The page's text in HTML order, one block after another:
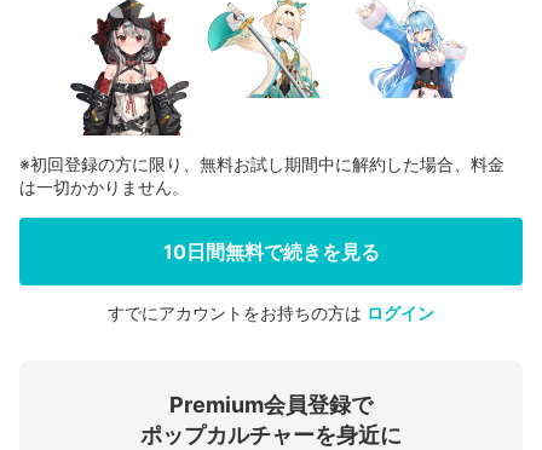
会員登録する
ログインする
※初回登録の方に限り、無料お試し期間中に解約した場合、料金
は一切かかりません。
10日間無料で続きを見る
すでにアカウントをお持ちの方は ログイン
Premium会員登録で
ポップカルチャーを身近に